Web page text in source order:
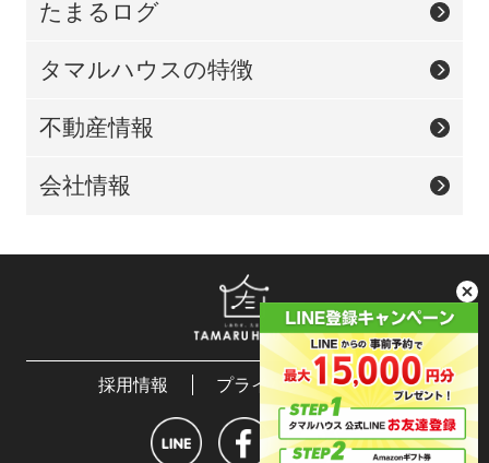
たまるログ
タマルハウスの特徴
不動産情報
会社情報
採用情報 プライバシーポリシー